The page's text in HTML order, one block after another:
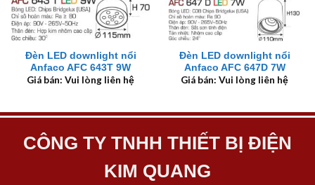
Đèn LED downlight nổi
Anfaco AFC 643T 9W
Giá bán: Vui lòng liên hệ
Đèn LED downlight nổi
Anfaco AFC 647D 7W
Giá bán: Vui lòng liên hệ
CÔNG TY TNHH THIẾT BỊ ĐIỆN
KIM QUANG